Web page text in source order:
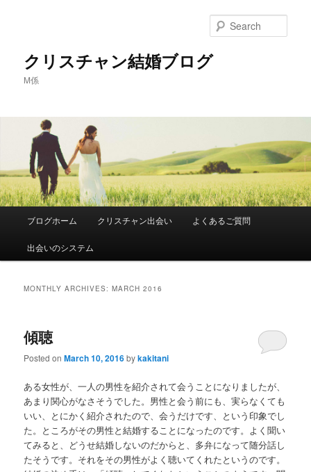
クリスチャン結婚ブログ
M係
Skip
to
Skip
to
ブログホーム クリスチャン出会い よくあるご質問
出会いのシステム
MONTHLY ARCHIVES:MARCH 2016
傾聴
Posted onMarch 10, 2016bykakitani
ある女性が、一人の男性を紹介されて会うことになりましたが、
あまり関心がなさそうでした。男性と会う前にも、実らなくても
いい、とにかく紹介されたので、会うだけです、という印象でし
た。ところがその男性と結婚することになったのです。よく聞い
てみると、どうせ結婚しないのだからと、多弁になって随分話し
たそうです。それをその男性がよく聴いてくれたというのです。